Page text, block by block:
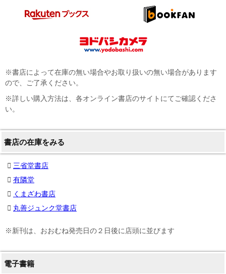
※書店によって在庫の無い場合やお取り扱いの無い場合があります
ので、ご了承ください。
※詳しい購入方法は、各オンライン書店のサイトにてご確認くださ
い。
書店の在庫をみる
三省堂書店
有隣堂
くまざわ書店
丸善ジュンク堂書店
※新刊は、おおむね発売日の２日後に店頭に並びます
電子書籍